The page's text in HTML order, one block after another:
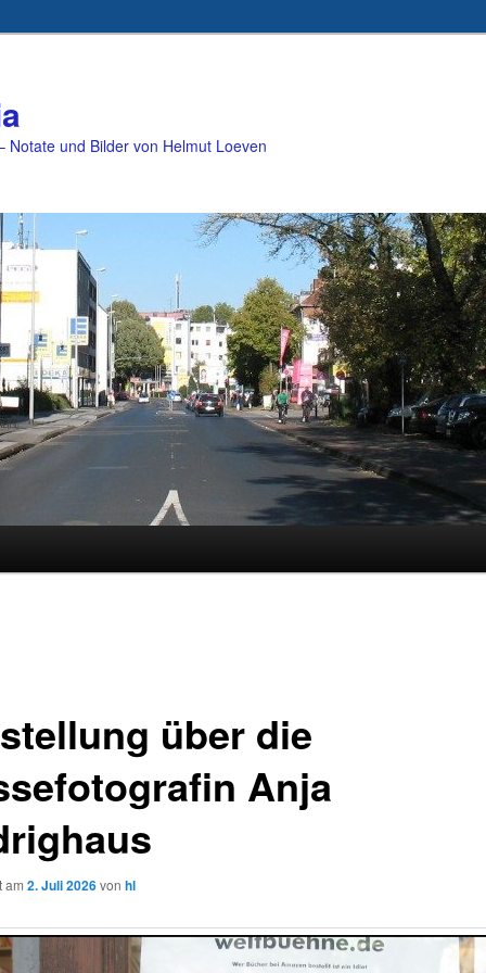
Notate und Bilder von Helmut Loeven
über die
Anja
am 2. Juli 2026von hl